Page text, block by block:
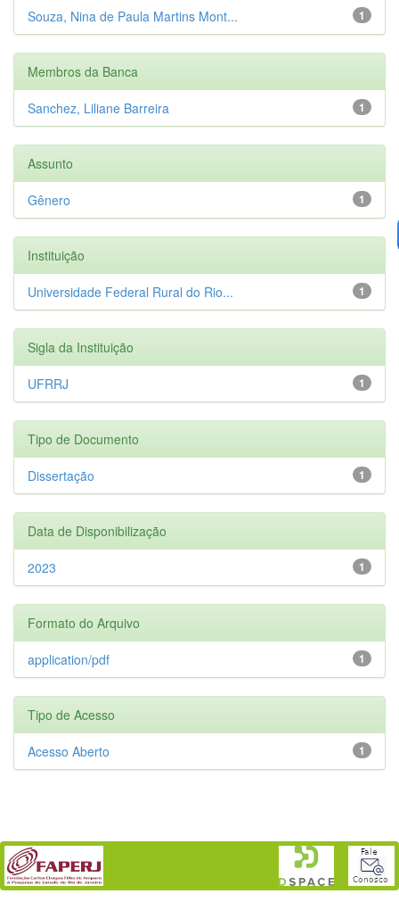
1
Souza, Nina de Paula Martins Mont...
Membros da Banca
1
Sanchez, Liliane Barreira
Assunto
1
Gênero
Instituição
1
Universidade Federal Rural do Rio...
Sigla da Instituição
1
UFRRJ
Tipo de Documento
1
Dissertação
Data de Disponibilização
1
2023
Formato do Arquivo
1
application/pdf
Tipo de Acesso
1
Acesso Aberto